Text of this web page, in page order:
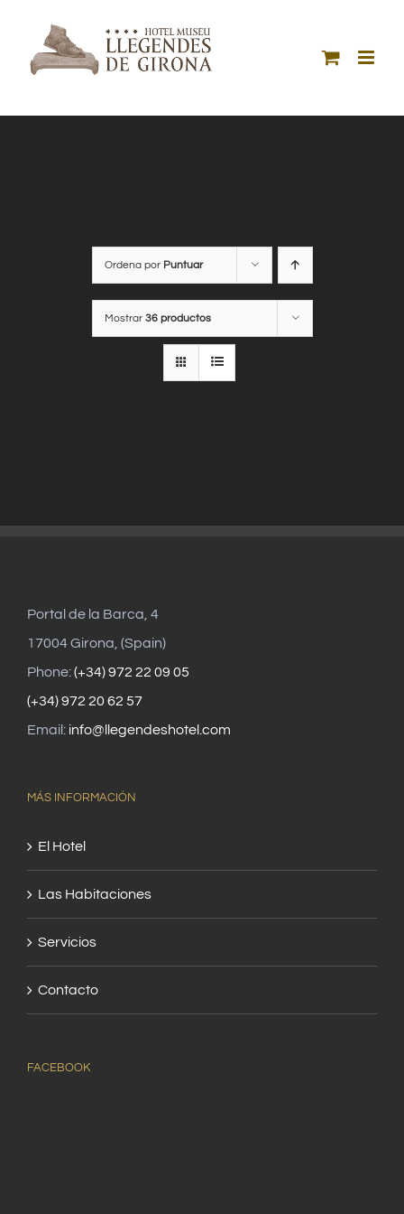
contenido
Ordena por Puntuar
Mostrar 36 productos
Portal de la Barca, 4
17004 Girona, (Spain)
Phone:(+34) 972 22 09 05
(+34) 972 20 62 57
Email: info@llegendeshotel.com
MÁS INFORMACIÓN
El Hotel
Las Habitaciones
Servicios
Contacto
FACEBOOK